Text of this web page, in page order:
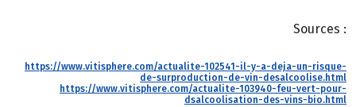
Sources :
https://www.vitisphere.com/actualite-102541-il-y-a-deja-un-risque-
de-surproduction-de-vin-desalcoolise.html
https://www.vitisphere.com/actualite-103940-feu-vert-pour-
dsalcoolisation-des-vins-bio.html